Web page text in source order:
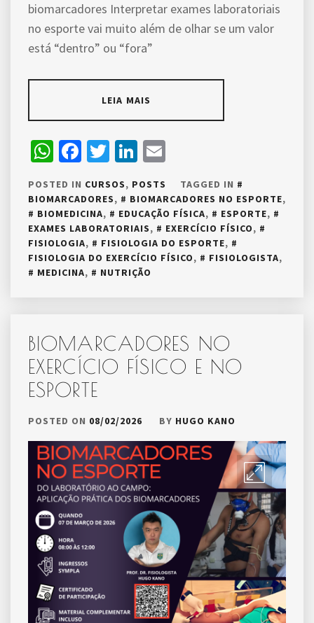
biomarcadores Interpretar exames laboratoriais
no esporte vai muito além de olhar se um valor
está “dentro” ou “fora”
LEIA MAIS
WhatsApp
Facebook
TwitterLinkedIn
POSTED IN CURSOS, POSTS
TAGGED IN
BIOMARCADORES, BIOMARCADORES NO ESPORTE,
BIOMEDICINA, EDUCAÇÃO FÍSICA, ESPORTE,
EXAMES LABORATORIAIS, EXERCÍCIO FÍSICO,
FISIOLOGIA, FISIOLOGIA DO ESPORTE,
FISIOLOGIA DO EXERCÍCIO FÍSICO, FISIOLOGISTA,
MEDICINA, NUTRIÇÃO
BIOMARCADORES NO
EXERCÍCIO FÍSICO E NO
ESPORTE
POSTED ON 08/02/2026 BY HUGO KANO